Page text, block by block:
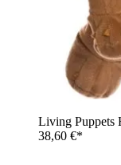
Living Puppets
38,60 €*